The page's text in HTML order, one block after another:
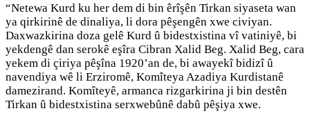
“Netewa Kurd ku her dem di bin êrîşên Tirkan siyaseta wan
ya qirkirinê de dinaliya, li dora pêşengên xwe civiyan.
Daxwazkirina doza gelê Kurd û bidestxistina vî vatiniyê, bi
yekdengê dan serokê eşîra Cibran Xalid Beg. Xalid Beg, cara
yekem di çiriya pêşîna 1920’an de, bi awayekî bidizî û
navendiya wê li Erziromê, Komîteya Azadiya Kurdistanê
damezirand. Komîteyê, armanca rizgarkirina ji bin destên
Tirkan û bidestxistina serxwebûnê dabû pêşiya xwe.